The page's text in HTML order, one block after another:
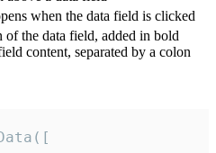
when the data field is clicked
of the data field, added in bold
content, separated by a colon